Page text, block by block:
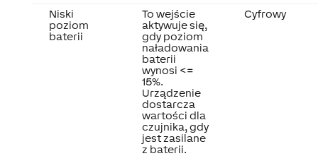
Niski
poziom
baterii
To wejście
aktywuje się,
gdy poziom
naładowania
baterii
wynosi <=
15%.
Urządzenie
dostarcza
wartości dla
czujnika, gdy
jest zasilane
z baterii.
Cyfrowy